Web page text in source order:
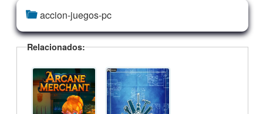
accion-juegos-pc
Relacionados: